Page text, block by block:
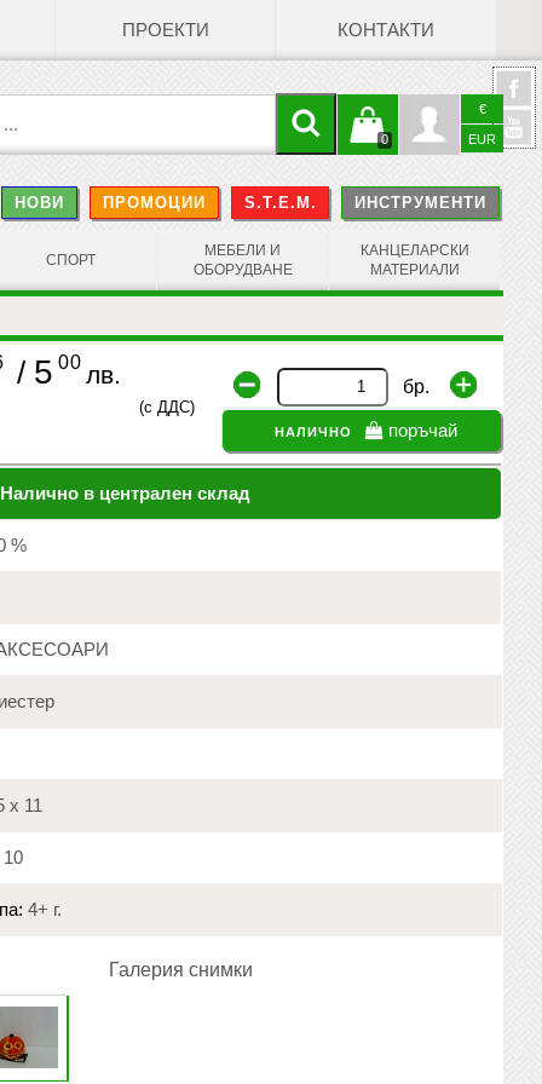
ПРОЕКТИ КОНТАКТИ
€
EUR
Профил
0
Кошницата
е празна
НОВИ ПРОМОЦИИ S.T.E.M. ИНСТРУМЕНТИ
СПОРТ
МЕБЕЛИ И
ОБОРУДВАНЕ
КАНЦЕЛАРСКИ
МАТЕРИАЛИ
/ 5 00 лв.
(с ДДС)
бр.
налично поръчай
в централен склад
%
х 11
10
4+ г.
Галерия снимки